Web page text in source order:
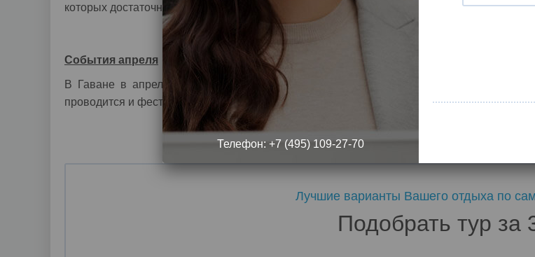
Телефон: +7 (495) 109-27-70
которых достаточно много в этой стране, которая знала разные времена и эпохи.
События апреля
В Гаване в апреле можно поприсутствовать на Фестивале кельтской музыки,
проводится и фестиваль танцев, который длиться три дня. В Варадеро проходит
Лучшие варианты Вашего отдыха по
Подобрать тур за